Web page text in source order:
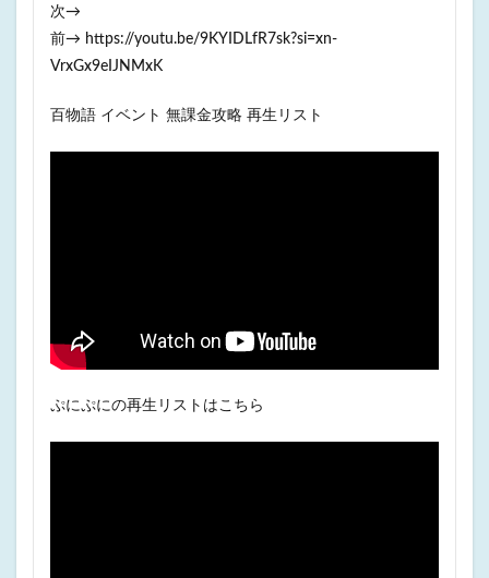
次→
前→ https://youtu.be/9KYIDLfR7sk?si=xn-
VrxGx9eIJNMxK
百物語 イベント 無課金攻略 再生リスト
ぷにぷにの再生リストはこちら